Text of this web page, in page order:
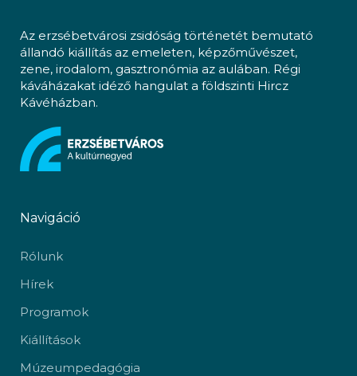
Az erzsébetvárosi zsidóság történetét bemutató
állandó kiállítás az emeleten, képzőművészet,
zene, irodalom, gasztronómia az aulában. Régi
káváházakat idéző hangulat a földszinti Hircz
Kávéházban.
Navigáció
Rólunk
Hírek
Programok
Kiállítások
Múzeumpedagógia